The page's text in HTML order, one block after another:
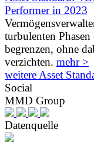
Performer in 2023
turbulenten
begrenzen, ohne
verzichten. mehr >
weitere Asset
Social
MMD Group
Datenquelle